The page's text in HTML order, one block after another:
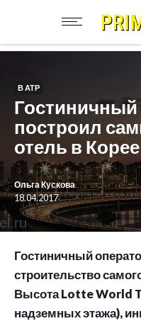
В АТР
построил
отель в Корее
Ольга Кускова
18.04.2017
Гостиничный
строительство
Высота Lotte World
надземных этажа),